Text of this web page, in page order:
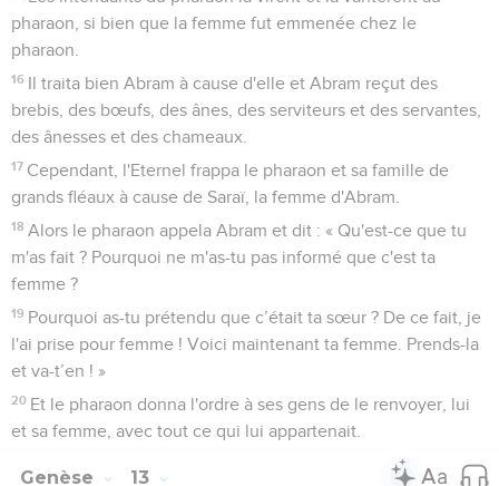
pharaon, si bien que la femme fut emmenée chez le
pharaon.
16 Il traita bien Abram à cause d'elle et Abram reçut des
brebis, des bœufs, des ânes, des serviteurs et des servantes,
des ânesses et des chameaux.
17 Cependant, l'Eternel frappa le pharaon et sa famille de
grands fléaux à cause de Saraï, la femme d'Abram.
18 Alors le pharaon appela Abram et dit : « Qu'est-ce que tu
m'as fait ? Pourquoi ne m'as-tu pas informé que c'est ta
femme ?
19 Pourquoi as-tu prétendu que c’était ta sœur ? De ce fait, je
l'ai prise pour femme ! Voici maintenant ta femme. Prends-la
et va-t’en ! »
20 Et le pharaon donna l'ordre à ses gens de le renvoyer, lui
et sa femme, avec tout ce qui lui appartenait.
Genèse 13